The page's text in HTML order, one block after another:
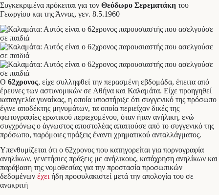
Συγκεκριμένα πρόκειται για τον Θεόδωρο Σερεματάκη του
Γεωργίου και της Άννας, γεν. 8.5.1960
Ο 62χρονος, είχε συλληφθεί την περασμένη εβδομάδα, έπειτα από
έρευνες των αστυνομικών σε Αθήνα και Καλαμάτα. Είχε προηγηθεί
καταγγελία γυναίκας, η οποία υποστήριξε ότι συγγενικό της πρόσωπο
έγινε αποδέκτης μηνυμάτων, τα οποία περιείχαν δικές της
φωτογραφίες ερωτικού περιεχομένου, όταν ήταν ανήλικη, ενώ
συγχρόνως ο άγνωστος αποστολέας απαιτούσε από το συγγενικό της
πρόσωπο, παρόμοιες πράξεις έναντι χρηματικού ανταλλάγματος.
Υπενθυμίζεται ότι ο 62χρονος που κατηγορείται για πορνογραφία
ανηλίκων, γενετήσιες πράξεις με ανήλικους, κατάχρηση ανηλίκων και
παράβαση της νομοθεσίας για την προστασία προσωπικών
δεδομένων έχει ήδη προφυλακιστεί μετά την απολογία του σε
ανακριτή